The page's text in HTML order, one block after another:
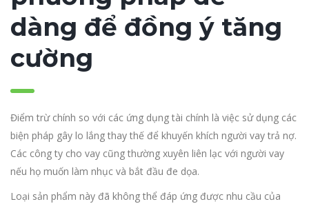
dàng để đồng ý tăng
cường
Điểm trừ chính so với các ứng dụng tài chính là việc sử dụng các
biện pháp gây lo lắng thay thế để khuyến khích người vay trả nợ.
Các công ty cho vay cũng thường xuyên liên lạc với người vay
nếu họ muốn làm nhục và bắt đầu đe dọa.
Loại sản phẩm này đã không thể đáp ứng được nhu cầu của